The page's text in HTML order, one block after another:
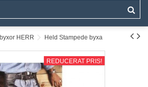
HERR Held Stampede byxa
REDUCERAT PRIS!